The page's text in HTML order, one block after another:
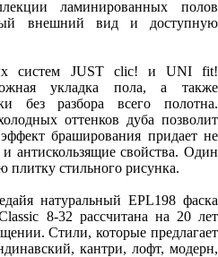
ламинированных полов
внешний вид и доступную
систем JUST clic! и UNI fit!
укладка пола, а также
без разбора всего полотна.
оттенков дуба позволит
браширования придает не
антискользящие свойства. Один
плитку стильного рисунка.
натуральный EPL198 фаска
8-32 рассчитана на 20 лет
Стили, которые предлагает
кантри, лофт, модерн,